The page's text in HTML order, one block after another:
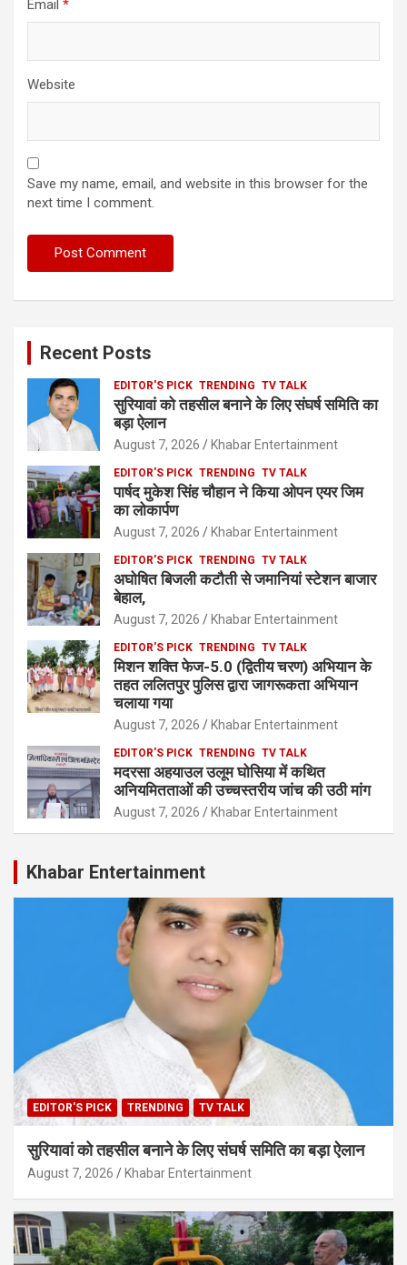
Email *
Website
Save my name, email, and website in this browser for the
next time I comment.
Recent Posts
EDITOR'S PICK TRENDING TV TALK
सुरियावां को तहसील बनाने के लिए संघर्ष समिति का
बड़ा ऐलान
August 7, 2026 Khabar Entertainment
EDITOR'S PICK TRENDING TV TALK
पार्षद मुकेश सिंह चौहान ने किया ओपन एयर जिम
का लोकार्पण
August 7, 2026 Khabar Entertainment
EDITOR'S PICK TRENDING TV TALK
अघोषित बिजली कटौती से जमानियां स्टेशन बाजार
बेहाल,
August 7, 2026 Khabar Entertainment
EDITOR'S PICK TRENDING TV TALK
मिशन शक्ति फेज-5.0 (द्वितीय चरण) अभियान के
तहत ललितपुर पुलिस द्वारा जागरूकता अभियान
चलाया गया
August 7, 2026 Khabar Entertainment
EDITOR'S PICK TRENDING TV TALK
मदरसा अहयाउल उलूम घोसिया में कथित
अनियमितताओं की उच्चस्तरीय जांच की उठी मांग
August 7, 2026 Khabar Entertainment
Khabar Entertainment
EDITOR'S PICK TRENDING TV TALK
सुरियावां को तहसील बनाने के लिए संघर्ष समिति का बड़ा ऐलान
August 7, 2026 Khabar Entertainment